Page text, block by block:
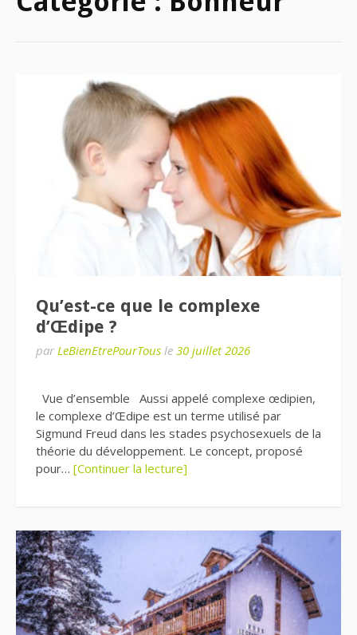
Qu’est-ce que le complexe
d’Œdipe ?
par LeBienEtrePourTous le 30 juillet 2026
Vue d’ensemble Aussi appelé complexe œdipien,
le complexe d’Œdipe est un terme utilisé par
Sigmund Freud dans les stades psychosexuels de la
théorie du développement. Le concept, proposé
pour… [Continuer la lecture]